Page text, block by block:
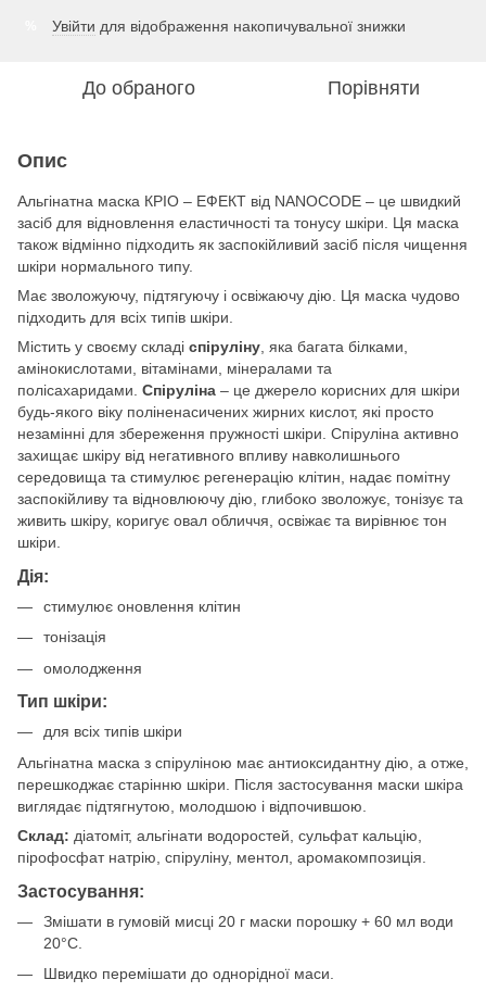
Увійти для відображення накопичувальної знижки
До обраного Порівняти
Опис
Альгінатна маска КРІО – ЕФЕКТ від NANOCODE – це швидкий
засіб для відновлення еластичності та тонусу шкіри. Ця маска
також відмінно підходить як заспокійливий засіб після чищення
шкіри нормального типу.
Має зволожуючу, підтягуючу і освіжаючу дію. Ця маска чудово
підходить для всіх типів шкіри.
Містить у своєму складі спіруліну , яка багата білками,
амінокислотами, вітамінами, мінералами та
полісахаридами. Спіруліна – це джерело корисних для шкіри
будь-якого віку поліненасичених жирних кислот, які просто
незамінні для збереження пружності шкіри. Спіруліна активно
захищає шкіру від негативного впливу навколишнього
середовища та стимулює регенерацію клітин, надає помітну
заспокійливу та відновлюючу дію, глибоко зволожує, тонізує та
живить шкіру, коригує овал обличчя, освіжає та вирівнює тон
шкіри.
Дія:
стимулює оновлення клітин
тонізація
омолодження
Тип шкіри:
для всіх типів шкіри
Альгінатна маска з спіруліною має антиоксидантну дію, а отже,
перешкоджає старінню шкіри. Після застосування маски шкіра
виглядає підтягнутою, молодшою ​​і відпочившою.
Cклад: діатоміт, альгінати водоростей, сульфат кальцію,
пірофосфат натрію, спіруліну, ментол, аромакомпозиція.
Застосування:
Змішати в гумовій мисці 20 г маски порошку + 60 мл води
20°C.
Швидко перемішати до однорідної маси.